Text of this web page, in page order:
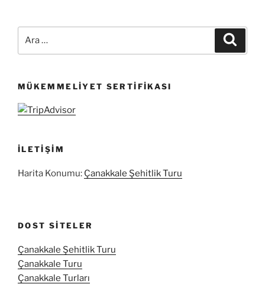
MÜKEMMELIYET SERTIFIKASI
İLETIŞIM
Harita Konumu: Çanakkale Şehitlik Turu
DOST SITELER
Çanakkale Şehitlik Turu
Çanakkale Turu
Çanakkale Turları